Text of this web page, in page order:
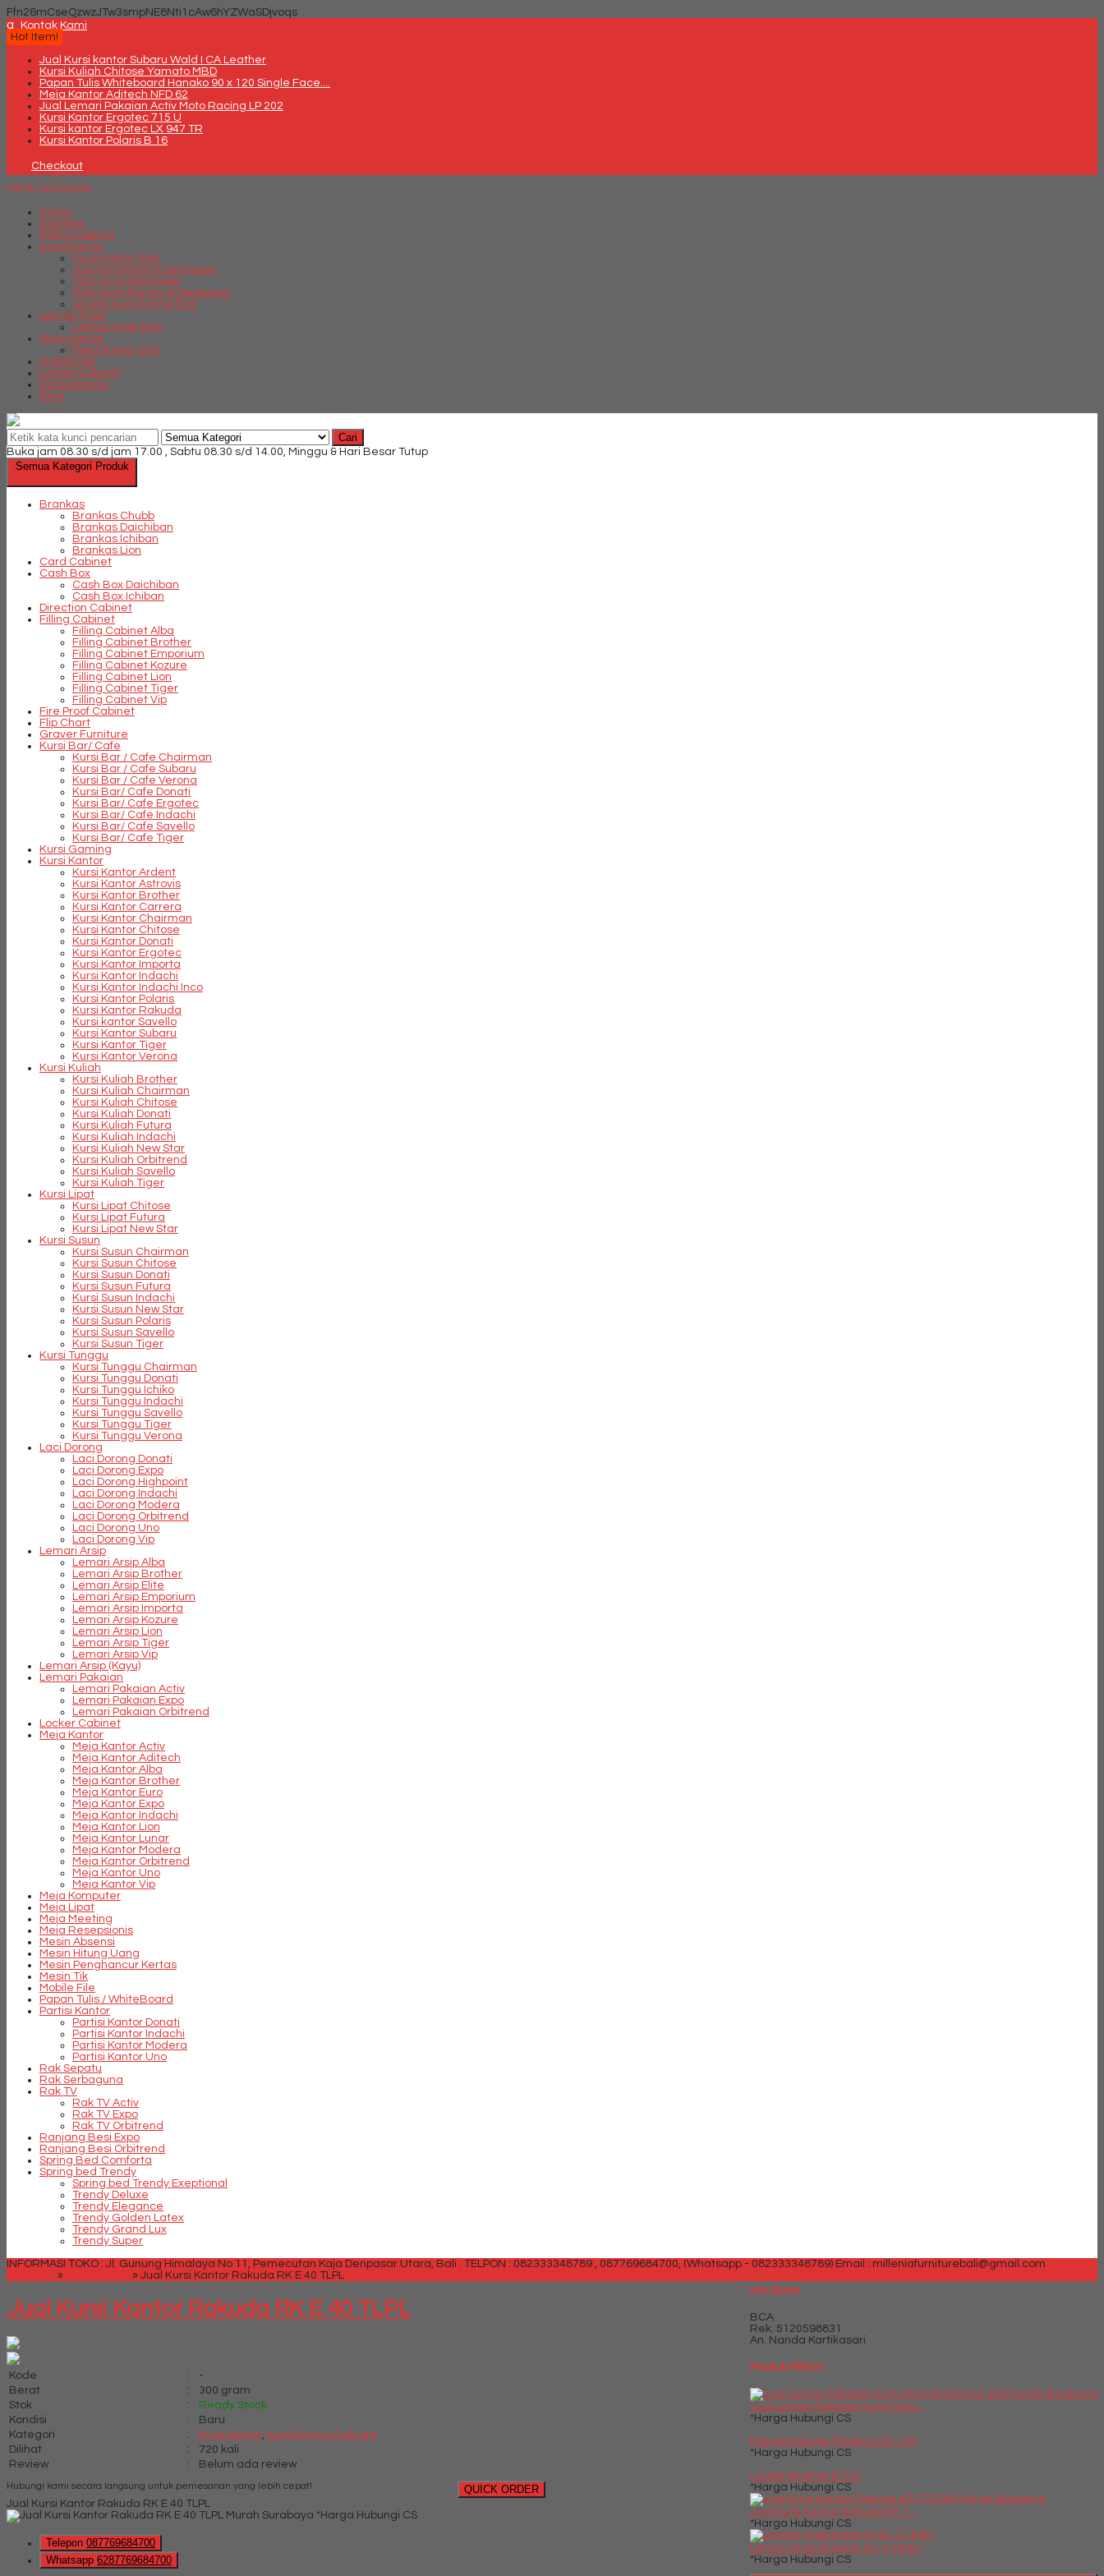
Ffn26mCseQzwzJTw3smpNE8Nti1cAw6hYZWaSDjvoqs
q
Kontak Kami
Hot Item!
Jual Kursi kantor Subaru Wald I CA Leather
Kursi Kuliah Chitose Yamato MBD
Papan Tulis Whiteboard Hanako 90 x 120 Single Face....
Meja Kantor Aditech NFD 62
Jual Lemari Pakaian Activ Moto Racing LP 202
Kursi Kantor Ergotec 715 U
Kursi kantor Ergotec LX 947 TR
Kursi Kantor Polaris B 16
Checkout
MENU NAVIGASI
Home
Brankas
Filling Cabinet
Kursi Kantor
Kursi Kantor Bali
Jual Kursi Kantor Denpasar
Toko Kursi Denpasar
Toko Kursi Kantor di Denpasar
savello kursi kantor Bali
Lemari Arsip
Lemari Arsip Bali
Meja Kantor
Meja Kantor Bali
Mobile File
Locker Cabinet
Partisi Kantor
Blog
Cari
Buka jam 08.30 s/d jam 17.00 , Sabtu 08.30 s/d 14.00, Minggu & Hari Besar Tutup
Semua Kategori Produk
Brankas
Brankas Chubb
Brankas Daichiban
Brankas Ichiban
Brankas Lion
Card Cabinet
Cash Box
Cash Box Daichiban
Cash Box Ichiban
Direction Cabinet
Filling Cabinet
Filling Cabinet Alba
Filling Cabinet Brother
Filling Cabinet Emporium
Filling Cabinet Kozure
Filling Cabinet Lion
Filling Cabinet Tiger
Filling Cabinet Vip
Fire Proof Cabinet
Flip Chart
Graver Furniture
Kursi Bar/ Cafe
Kursi Bar / Cafe Chairman
Kursi Bar / Cafe Subaru
Kursi Bar / Cafe Verona
Kursi Bar/ Cafe Donati
Kursi Bar/ Cafe Ergotec
Kursi Bar/ Cafe Indachi
Kursi Bar/ Cafe Savello
Kursi Bar/ Cafe Tiger
Kursi Gaming
Kursi Kantor
Kursi Kantor Ardent
Kursi Kantor Astrovis
Kursi Kantor Brother
Kursi Kantor Carrera
Kursi Kantor Chairman
Kursi Kantor Chitose
Kursi Kantor Donati
Kursi Kantor Ergotec
Kursi Kantor Importa
Kursi Kantor Indachi
Kursi Kantor Indachi Inco
Kursi Kantor Polaris
Kursi Kantor Rakuda
Kursi kantor Savello
Kursi Kantor Subaru
Kursi Kantor Tiger
Kursi Kantor Verona
Kursi Kuliah
Kursi Kuliah Brother
Kursi Kuliah Chairman
Kursi Kuliah Chitose
Kursi Kuliah Donati
Kursi Kuliah Futura
Kursi Kuliah Indachi
Kursi Kuliah New Star
Kursi Kuliah Orbitrend
Kursi Kuliah Savello
Kursi Kuliah Tiger
Kursi Lipat
Kursi Lipat Chitose
Kursi Lipat Futura
Kursi Lipat New Star
Kursi Susun
Kursi Susun Chairman
Kursi Susun Chitose
Kursi Susun Donati
Kursi Susun Futura
Kursi Susun Indachi
Kursi Susun New Star
Kursi Susun Polaris
Kursi Susun Savello
Kursi Susun Tiger
Kursi Tunggu
Kursi Tunggu Chairman
Kursi Tunggu Donati
Kursi Tunggu Ichiko
Kursi Tunggu Indachi
Kursi Tunggu Savello
Kursi Tunggu Tiger
Kursi Tunggu Verona
Laci Dorong
Laci Dorong Donati
Laci Dorong Expo
Laci Dorong Highpoint
Laci Dorong Indachi
Laci Dorong Modera
Laci Dorong Orbitrend
Laci Dorong Uno
Laci Dorong Vip
Lemari Arsip
Lemari Arsip Alba
Lemari Arsip Brother
Lemari Arsip Elite
Lemari Arsip Emporium
Lemari Arsip Importa
Lemari Arsip Kozure
Lemari Arsip Lion
Lemari Arsip Tiger
Lemari Arsip Vip
Lemari Arsip (Kayu)
Lemari Pakaian
Lemari Pakaian Activ
Lemari Pakaian Expo
Lemari Pakaian Orbitrend
Locker Cabinet
Meja Kantor
Meja Kantor Activ
Meja Kantor Aditech
Meja Kantor Alba
Meja Kantor Brother
Meja Kantor Euro
Meja Kantor Expo
Meja Kantor Indachi
Meja Kantor Lion
Meja Kantor Lunar
Meja Kantor Modera
Meja Kantor Orbitrend
Meja Kantor Uno
Meja Kantor Vip
Meja Komputer
Meja Lipat
Meja Meeting
Meja Resepsionis
Mesin Absensi
Mesin Hitung Uang
Mesin Penghancur Kertas
Mesin Tik
Mobile File
Papan Tulis / WhiteBoard
Partisi Kantor
Partisi Kantor Donati
Partisi Kantor Indachi
Partisi Kantor Modera
Partisi Kantor Uno
Rak Sepatu
Rak Serbaguna
Rak TV
Rak TV Activ
Rak TV Expo
Rak TV Orbitrend
Ranjang Besi Expo
Ranjang Besi Orbitrend
Spring Bed Comforta
Spring bed Trendy
Spring bed Trendy Exeptional
Trendy Deluxe
Trendy Elegance
Trendy Golden Latex
Trendy Grand Lux
Trendy Super
INFORMASI TOKO : Jl. Gunung Himalaya No 11, Pemecutan Kaja Denpasar Utara, Bali . TELPON : 082333348789 , 087769684700, (Whatsapp - 082333348789) Email : milleniafurniturebali@gmail.com
» » Jual Kursi Kantor Rakuda RK E 40 TLPL
Jual Kursi Kantor Rakuda RK E 40 TLPL
Kode :
-
Berat
:
300 gram
Stok
:
Ready Stock
Kondisi
:
Baru
Kategori
: Kursi Kantor, Kursi Kantor Rakuda
Dilihat
:
720 kali
Review
: Belum ada review
QUICK ORDER
Hubungi kami secara langsung untuk pemesanan yang lebih cepat!
Jual Kursi Kantor Rakuda RK E 40 TLPL
*Harga Hubungi CS
Telepon 087769684700
Whatsapp 6287769684700
Info Bank
BCA
Rek. 5120598831
An. Nanda Kartikasari
Produk Pilihan
Jual Lemari Pakaian Activ Moto....
*Harga Hubungi CS
Meja komputer Modera CD 128
*Harga Hubungi CS
Locker Brother B 701
*Harga Hubungi CS
Jual Kursi Kantor Rakuda KP 7....
*Harga Hubungi CS
Lemari Arsip Importa SC-C18 BT
*Harga Hubungi CS